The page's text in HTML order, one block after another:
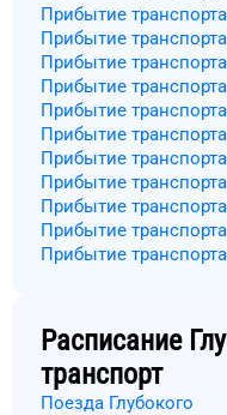
Прибытие
Прибытие
Прибытие
Прибытие
Прибытие
Прибытие
Прибытие
Прибытие
Прибытие
Прибытие
Прибытие
Расписание
транспорт
Поезда Глубокого